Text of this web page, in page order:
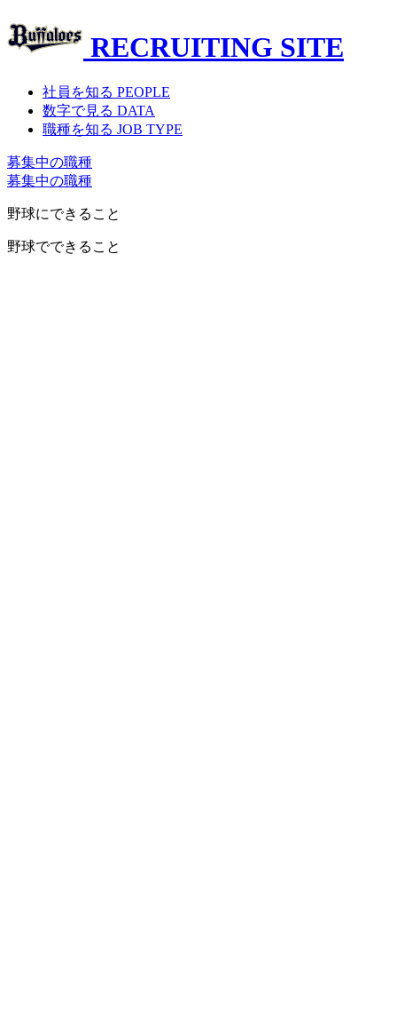
RECRUITING SITE
社員を知る PEOPLE
数字で見る DATA
職種を知る JOB TYPE
募集中の職種
募集中の職種
野球にできること
野球でできること